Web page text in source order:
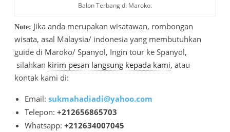
Balon Terbang di Maroko.
Note: Jika anda merupakan wisatawan, rombongan
wisata, asal Malaysia/ indonesia yang membutuhkan
guide di Maroko/ Spanyol, Ingin tour ke Spanyol,
silahkan kirim pesan langsung kepada kami, atau
kontak kami di:
Email: sukmahadiadi@yahoo.com
Telepon: +212656865703
Whatsapp: +212634007045